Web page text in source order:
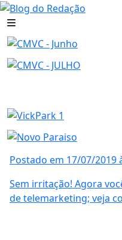
Postado em 17/07/2019
Sem irritação! Agora
de telemarketing; veja